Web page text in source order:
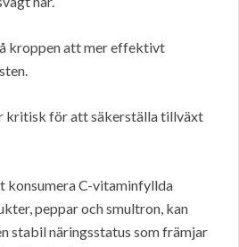
kroppen att mer effektivt
kritisk för att säkerställa tillväxt
konsumera C-vitaminfyllda
peppar och smultron, kan
stabil näringsstatus som främjar